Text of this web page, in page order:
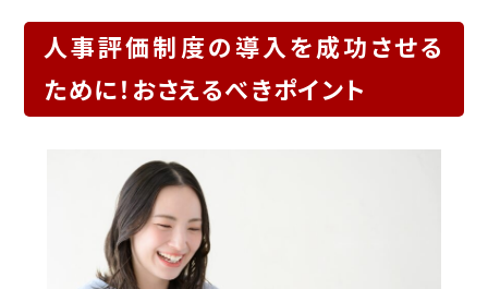
人事評価制度の導入を成功させる
ために！おさえるべきポイント